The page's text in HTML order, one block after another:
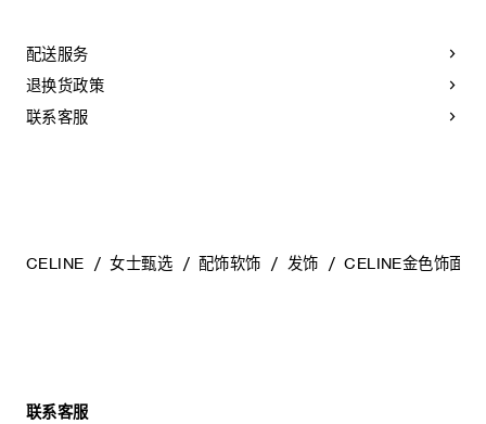
配送服务
退换货政策
联系客服
CELINE 女士甄选 配饰软饰 发饰 CELINE金色饰面大
联系客服